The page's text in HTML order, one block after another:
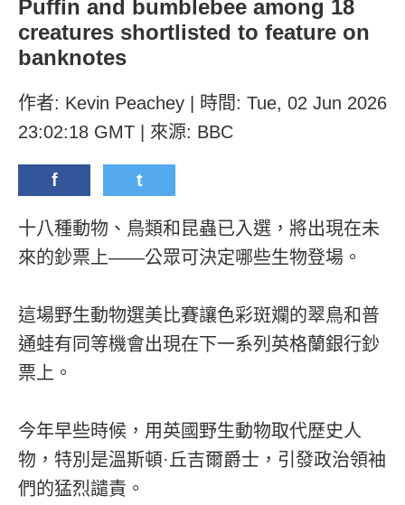
Puffin and bumblebee among 18
creatures shortlisted to feature on
banknotes
作者: Kevin Peachey | 時間: Tue, 02 Jun 2026
23:02:18 GMT | 來源: BBC
f t
十八種動物、鳥類和昆蟲已入選，將出現在未
來的鈔票上——公眾可決定哪些生物登場。
這場野生動物選美比賽讓色彩斑斕的翠鳥和普
通蛙有同等機會出現在下一系列英格蘭銀行鈔
票上。
今年早些時候，用英國野生動物取代歷史人
物，特別是溫斯頓·丘吉爾爵士，引發政治領袖
們的猛烈譴責。